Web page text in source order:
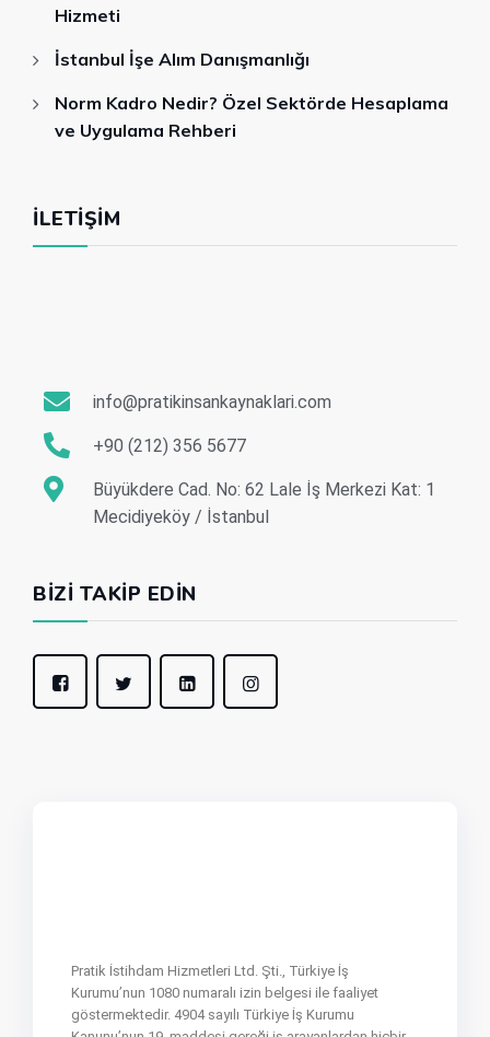
Hizmeti
İstanbul İşe Alım Danışmanlığı
Norm Kadro Nedir? Özel Sektörde Hesaplama
ve Uygulama Rehberi
İLETIŞIM
info@pratikinsankaynaklari.com
+90 (212) 356 5677
Büyükdere Cad. No: 62 Lale İş Merkezi Kat: 1
Mecidiyeköy / İstanbul
BIZI TAKIP EDIN
Pratik İstihdam Hizmetleri Ltd. Şti., Türkiye İş
Kurumu’nun 1080 numaralı izin belgesi ile faaliyet
göstermektedir. 4904 sayılı Türkiye İş Kurumu